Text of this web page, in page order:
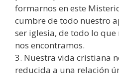
formarnos en este
cumbre de todo nuestro
ser iglesia, de todo lo
nos encontramos.
3. Nuestra vida cristiana
reducida a una relación